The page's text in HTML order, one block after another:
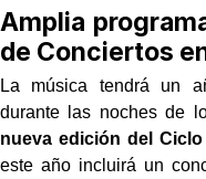
Amplia
de Conciertos
La música tendrá un
durante las noches de
nueva edición del
este año incluirá un